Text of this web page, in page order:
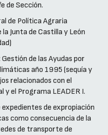
de Sección.
de Política Agraria
Junta de Castilla y León
de las Ayudas por
año 1995 (sequía y
relacionados con el
y el Programa LEADER I.
de expropiación
como consecuencia de la
de transporte de